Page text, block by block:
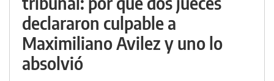
declararon culpable a
Maximiliano Avilez y uno lo
absolvió